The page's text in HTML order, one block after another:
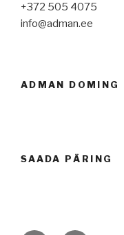
+372 505 4075
info@adman.ee
ADMAN DOMING
SAADA PÄRING